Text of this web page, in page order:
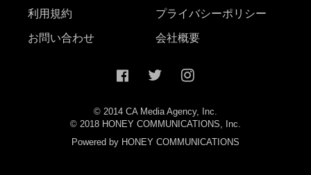
利用規約 プライバシーポリシー
お問い合わせ 会社概要
© 2014 CA Media Agency, Inc.
© 2018 HONEY COMMUNICATIONS, Inc.
Powered by HONEY COMMUNICATIONS